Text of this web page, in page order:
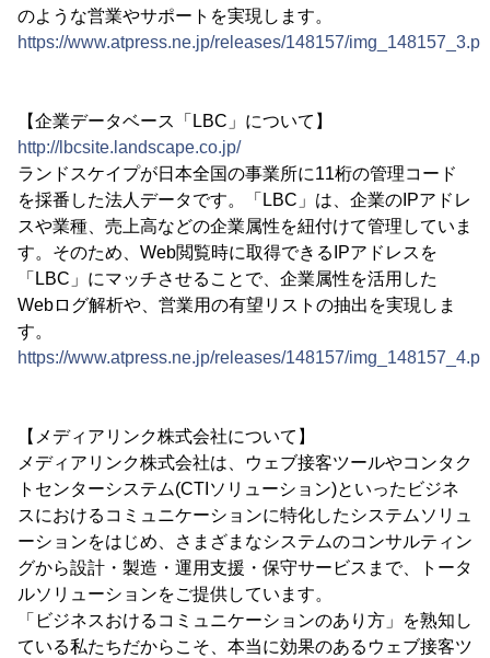
のような営業やサポートを実現します。
https://www.atpress.ne.jp/releases/148157/
【企業データベース「LBC」について】
http://lbcsite.landscape.co.jp/
ランドスケイプが日本全国の事業所に11桁の管理コード
を採番した法人データです。「LBC」は、企業のIPアドレ
スや業種、売上高などの企業属性を紐付けて管理していま
す。そのため、Web閲覧時に取得できるIPアドレスを
「LBC」にマッチさせることで、企業属性を活用した
Webログ解析や、営業用の有望リストの抽出を実現しま
す。
https://www.atpress.ne.jp/releases/148157/
【メディアリンク株式会社について】
メディアリンク株式会社は、ウェブ接客ツールやコンタク
トセンターシステム(CTIソリューション)といったビジネ
スにおけるコミュニケーションに特化したシステムソリュ
ーションをはじめ、さまざまなシステムのコンサルティン
グから設計・製造・運用支援・保守サービスまで、トータ
ルソリューションをご提供しています。
「ビジネスおけるコミュニケーションのあり方」を熟知し
ている私たちだからこそ、本当に効果のあるウェブ接客ツ